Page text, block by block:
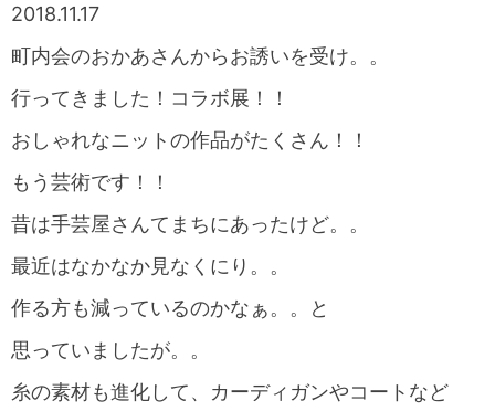
2018.11.17
町内会のおかあさんからお誘いを受け。。
行ってきました！コラボ展！！
おしゃれなニットの作品がたくさん！！
もう芸術です！！
昔は手芸屋さんてまちにあったけど。。
最近はなかなか見なくにり。。
作る方も減っているのかなぁ。。と
思っていましたが。。
糸の素材も進化して、カーディガンやコートなど